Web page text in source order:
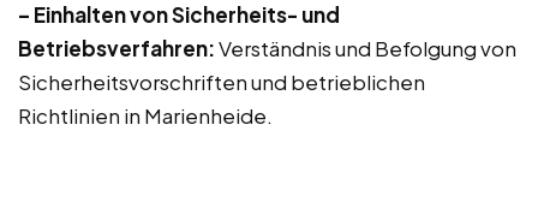
– Einhalten von Sicherheits- und
Betriebsverfahren:Verständnis und Befolgung von
Sicherheitsvorschriften und betrieblichen
Richtlinien in Marienheide.